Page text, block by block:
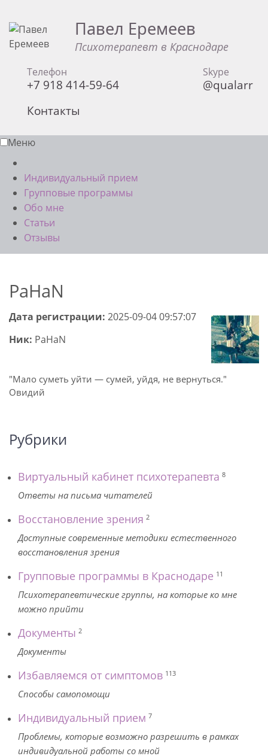
Павел Еремеев
Психотерапевт в Краснодаре
Телефон
+7 918 414-59-64
Skype
@qualarr
Контакты
Меню
Индивидуальный прием
Групповые программы
Обо мне
Статьи
Отзывы
PaHaN
Дата регистрации: 2025-09-04 09:57:07
Ник: PaHaN
"Мало суметь уйти — сумей, уйдя, не вернуться."
Овидий
Рубрики
Виртуальный кабинет психотерапевта 8
Ответы на письма читателей
Восстановление зрения 2
Доступные современные методики естественного
восстановления зрения
Групповые программы в Краснодаре 11
Психотерапевтические группы, на которые ко мне
можно прийти
Документы 2
Документы
Избавляемся от симптомов 113
Способы самопомощи
Индивидуальный прием 7
Проблемы, которые возможно разрешить в рамках
индивидуальной работы со мной